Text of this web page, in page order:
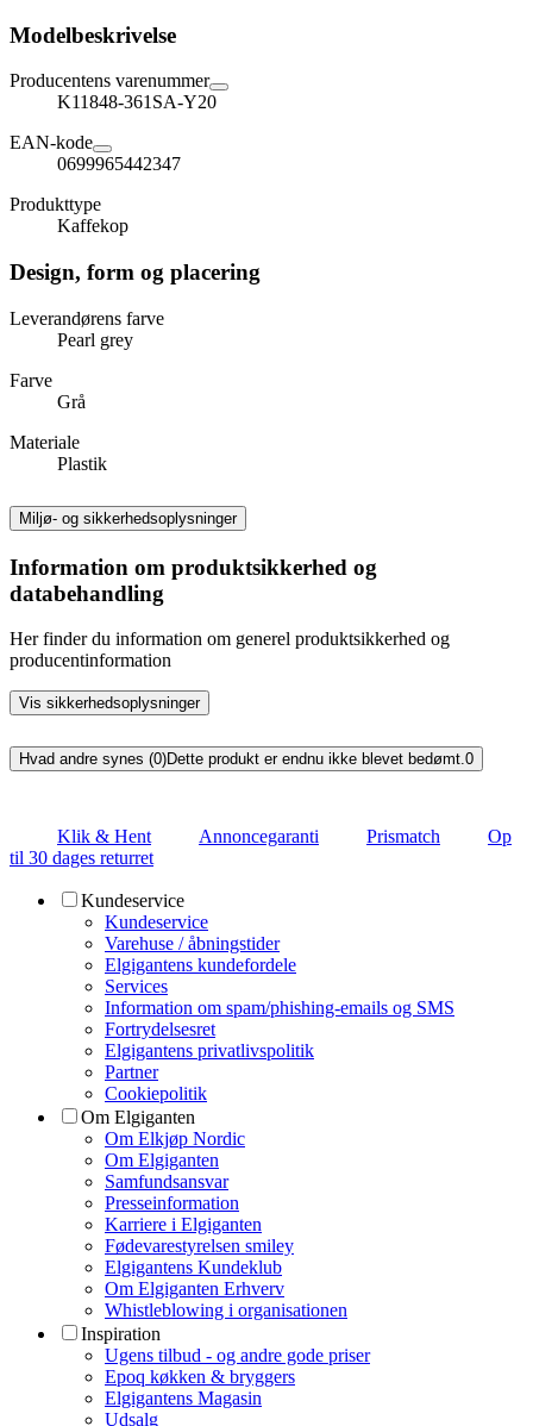
Modelbeskrivelse
Producentens varenummer
K11848-361SA-Y20
EAN-kode
0699965442347
Produkttype
Kaffekop
Design, form og placering
Leverandørens farve
Pearl grey
Farve
Grå
Materiale
Plastik
Miljø- og sikkerhedsoplysninger
Information om produktsikkerhed og
databehandling
Her finder du information om generel produktsikkerhed og
producentinformation
Vis sikkerhedsoplysninger
Hvad andre synes (0)Dette produkt er endnu ikke blevet bedømt.0
Klik & Hent Annoncegaranti Prismatch
Op
til 30 dages returret
Kundeservice
Kundeservice
Varehuse / åbningstider
Elgigantens kundefordele
Services
Information om spam/phishing-emails og SMS
Fortrydelsesret
Elgigantens privatlivspolitik
Partner
Cookiepolitik
Om Elgiganten
Om Elkjøp Nordic
Om Elgiganten
Samfundsansvar
Presseinformation
Karriere i Elgiganten
Fødevarestyrelsen smiley
Elgigantens Kundeklub
Om Elgiganten Erhverv
Whistleblowing i organisationen
Inspiration
Ugens tilbud - og andre gode priser
Epoq køkken & bryggers
Elgigantens Magasin
Udsalg